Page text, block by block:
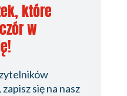
które
w
się na nasz